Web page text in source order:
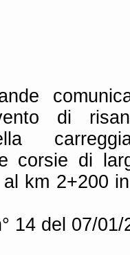
di
corsie di
km 2+200
14 del 07/01/